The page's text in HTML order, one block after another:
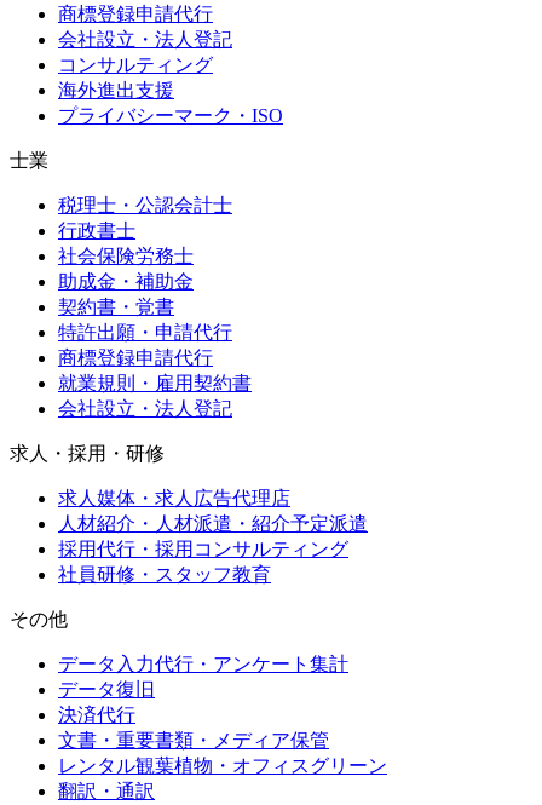
商標登録申請代行
会社設立・法人登記
コンサルティング
海外進出支援
プライバシーマーク・ISO
士業
税理士・公認会計士
行政書士
社会保険労務士
助成金・補助金
契約書・覚書
特許出願・申請代行
商標登録申請代行
就業規則・雇用契約書
会社設立・法人登記
求人・採用・研修
求人媒体・求人広告代理店
人材紹介・人材派遣・紹介予定派遣
採用代行・採用コンサルティング
社員研修・スタッフ教育
その他
データ入力代行・アンケート集計
データ復旧
決済代行
文書・重要書類・メディア保管
レンタル観葉植物・オフィスグリーン
翻訳・通訳